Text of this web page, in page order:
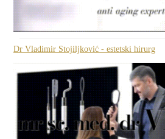
Dr Vladimir Stojiljković - estetski hirurg